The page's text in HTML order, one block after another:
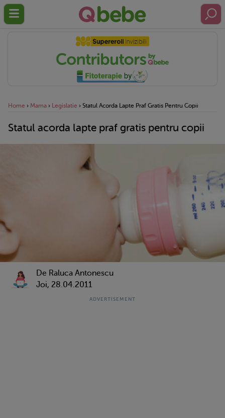
Home › Mama › Legislatie › Statul Acorda Lapte Praf Gratis Pentru Copii
Statul acorda lapte praf gratis pentru copii
De Raluca Antonescu
Joi, 28.04.2011